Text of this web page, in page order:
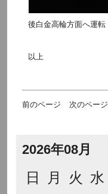
後白金高輪方面へ運転
以上
前のページ
次のページ
2026年08月
日 月 火 水